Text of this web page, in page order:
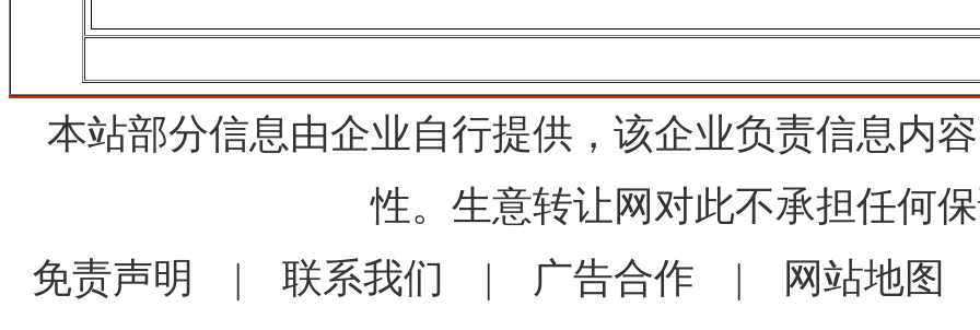
本站部分信息由企业自行提供，该企业负责信息内
性。生意转让网对此不承担任何
免责声明
| 联系我们 | 广告合作 | 网站地图